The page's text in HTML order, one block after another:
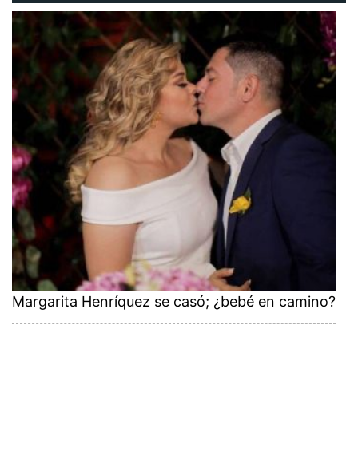
Margarita Henríquez se casó; ¿bebé en camino?